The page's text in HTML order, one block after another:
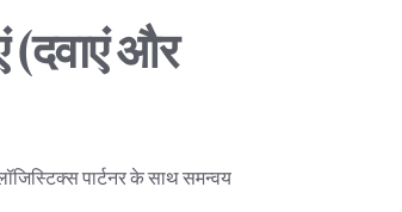
(दवाएं और
पार्टनर के साथ समन्वय